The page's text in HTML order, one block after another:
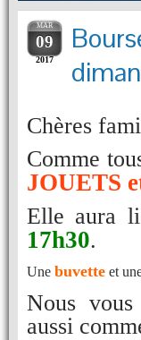
MAR
09
2017
Chères
Comme
JOUETS
Elle aura
17h30.
Une buvette et
Nous
aussi